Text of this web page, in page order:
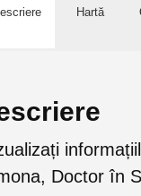
Hartă
Doctor în